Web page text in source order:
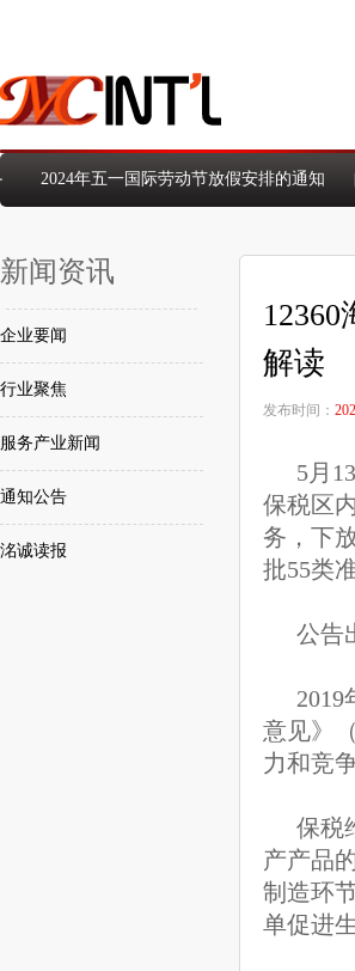
2024年五一国际劳动节放假安排的通知
洺诚国际物流2026年5.1国际劳动节放假安
洺诚国际物流2025年国庆、中秋假期放假安
洺诚国际物流2024年国庆节放假安排的通
洺诚国际物流2024年中秋佳节放假安排的
新闻资讯
企业要闻
行业聚焦
服务产业新闻
通知公告
洺诚读报
解读
发布时间：
5月
保税区
务，下
批55类
公告
意见》
力和竞
保税
产产品
制造环
单促进